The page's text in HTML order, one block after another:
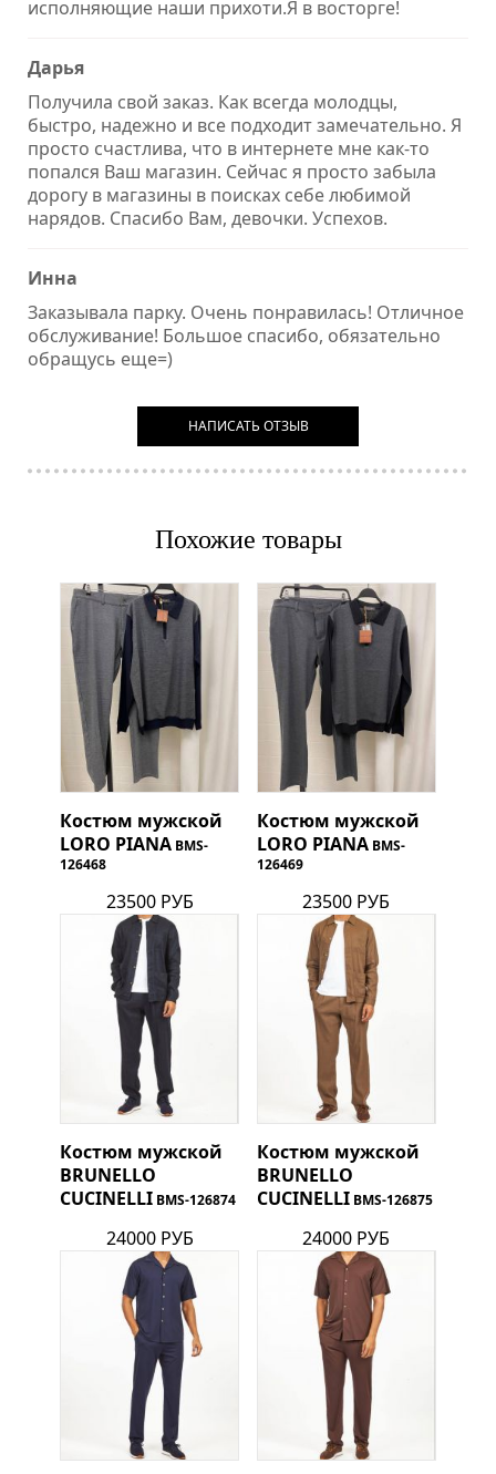
исполняющие наши прихоти.Я в восторге!
Дарья
Получила свой заказ. Как всегда молодцы,
быстро, надежно и все подходит замечательно. Я
просто счастлива, что в интернете мне как-то
попался Ваш магазин. Сейчас я просто забыла
дорогу в магазины в поисках себе любимой
нарядов. Спасибо Вам, девочки. Успехов.
Инна
Заказывала парку. Очень понравилась! Отличное
обслуживание! Большое спасибо, обязательно
обращусь еще=)
НАПИСАТЬ ОТЗЫВ
Похожие товары
Костюм мужской
LORO PIANA BMS-
126468
23500 РУБ
Костюм мужской
LORO PIANA BMS-
126469
23500 РУБ
Костюм мужской
BRUNELLO
CUCINELLI BMS-126874
24000 РУБ
Костюм мужской
BRUNELLO
CUCINELLI BMS-126875
24000 РУБ